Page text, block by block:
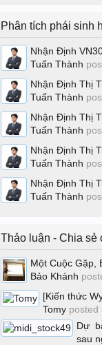
Phân tích phái sinh
Nhận Định
Tuấn Thành
Nhận Định Thị
Tuấn Thành
Nhận Định Thị
Tuấn Thành
Nhận Định Thị
Tuấn Thành
Nhận Định Thị
Tuấn Thành
Thảo luận - Chia sẻ
Một Cuộc Gặp,
Bảo Khánh
[Kiến thức
Tomy posted
Dự
sau